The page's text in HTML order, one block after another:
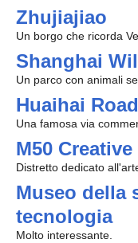
Zhujiajiao
Un borgo che ricorda
Shanghai
Un parco con animali
Huaihai Road
Una famosa via
M50 Creative
Distretto dedicato
Museo della
tecnologia
Molto interessante.